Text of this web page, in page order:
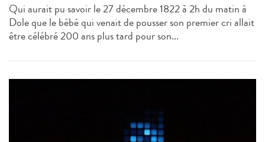
Qui aurait pu savoir le 27 décembre 1822 à 2h du matin à
Dole que le bébé qui venait de pousser son premier cri allait
être célébré 200 ans plus tard pour son...